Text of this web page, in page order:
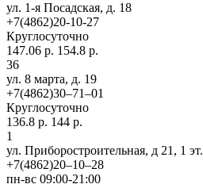
ул. 1-я Посадская, д. 18
+7(4862)20-10-27
Круглосуточно
147.06 р. 154.8 р.
36
ул. 8 марта, д. 19
+7(4862)30‒71‒01
Круглосуточно
136.8 р. 144 р.
1
ул. Приборостроительная, д 21, 1 эт.
+7(4862)20‒10‒28
пн-вс 09:00-21:00